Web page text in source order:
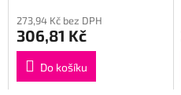
273,94 Kč bez DPH
306,81 Kč
Do košíku